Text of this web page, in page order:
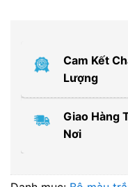
Cam Kết
Lượng
Giao Hàng
Nơi